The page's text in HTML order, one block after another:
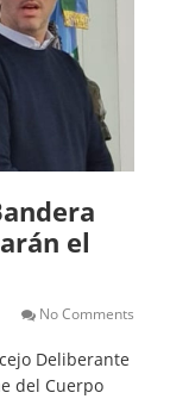
el
No Comments
Deliberante
del Cuerpo